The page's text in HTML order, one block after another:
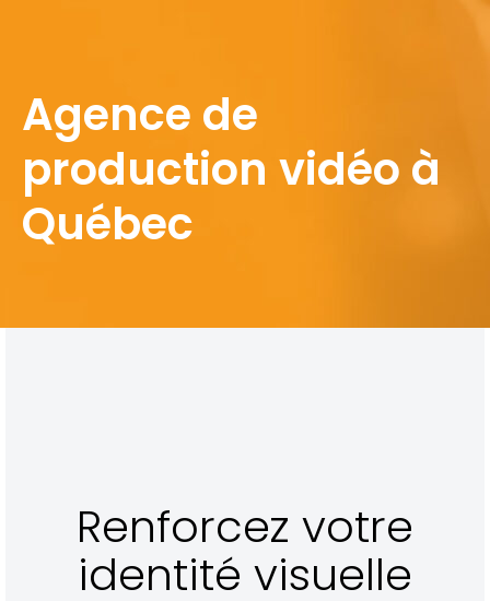
Agence de
production vidéo à
Québec
Renforcez votre
identité visuelle